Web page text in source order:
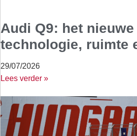
Audi Q9: het
technologie, ruimte
29/07/2026
Lees verder »